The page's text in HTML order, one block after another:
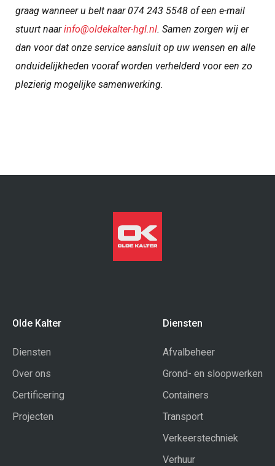
graag wanneer u belt naar 074 243 5548 of een e-mail
stuurt naarinfo@oldekalter-hgl.nl. Samen zorgen wij er
dan voor dat onze service aansluit op uw wensen en alle
onduidelijkheden vooraf worden verhelderd voor een zo
plezierig mogelijke samenwerking.
Olde Kalter
Diensten
Over ons
Certificering
Projecten
Diensten
Afvalbeheer
Grond- en sloopwerken
Containers
Transport
Verkeerstechniek
Verhuur